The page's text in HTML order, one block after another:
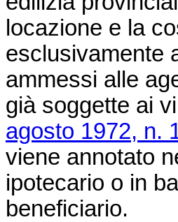
locazione e la
esclusivamente
ammessi alle
già soggette ai
agosto 1972, n.
viene annotato
ipotecario o in
beneficiario.